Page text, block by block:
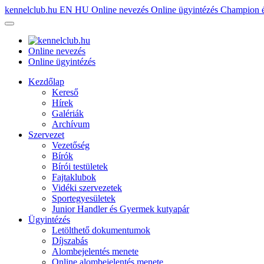
kennelclub.hu EN HU Online nevezés Online ügyintézés Champion
Online nevezés
Online ügyintézés
Kezdőlap
Kereső
Hírek
Galériák
Archívum
Szervezet
Vezetőség
Bírók
Bírói testületek
Fajtaklubok
Vidéki szervezetek
Sportegyesületek
Junior Handler és Gyermek kutyapár
Ügyintézés
Letölthető dokumentumok
Díjszabás
Alombejelentés menete
Online alombejelentés menete